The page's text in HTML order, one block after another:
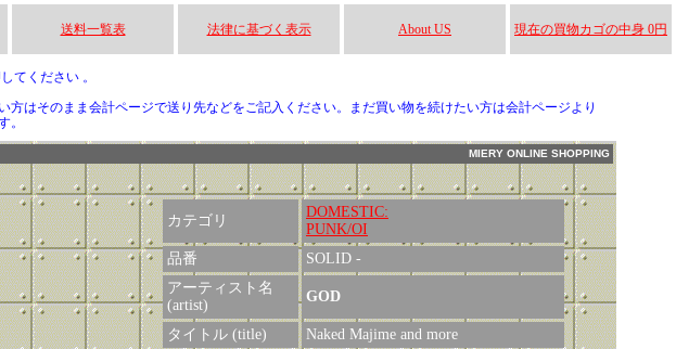
送料一覧表 法律に基づく表示 About US 現在の買物カゴの中身 0円
てください 。
はそのまま会計ページで送り先などをご記入ください。まだ買い物を続けたい方は会計ページより
。
MIERY ONLINE SHOPPING
カテゴリ
DOMESTIC:
PUNK/OI
品番
SOLID -
アーティスト名
(artist)
GOD
タイトル (title)
Naked Majime and more